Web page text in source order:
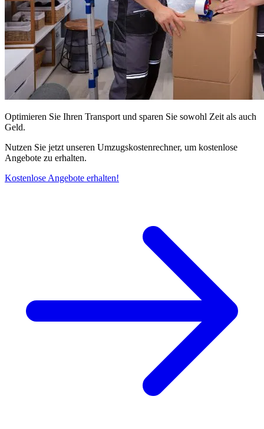
Optimieren Sie Ihren Transport und sparen Sie sowohl Zeit als auch
Geld.
Nutzen Sie jetzt unseren Umzugskostenrechner, um kostenlose
Angebote zu erhalten.
Kostenlose Angebote erhalten!